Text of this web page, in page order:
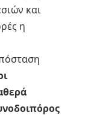
και
η